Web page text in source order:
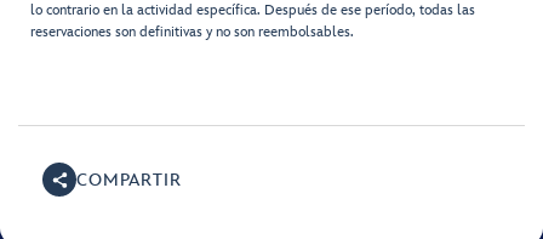
lo contrario en la actividad específica. Después de ese período, todas las
reservaciones son definitivas y no son reembolsables.
COMPARTIR